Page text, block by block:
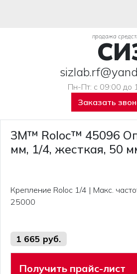
продажа
Пн-Пт: с 09:00 до
Заказать
3M™ Roloc™ 45096
мм, 1/4, жесткая, 50
Крепление Roloc 1/4 | Макс.
25000
1 665 руб.
Получить прайс-лист